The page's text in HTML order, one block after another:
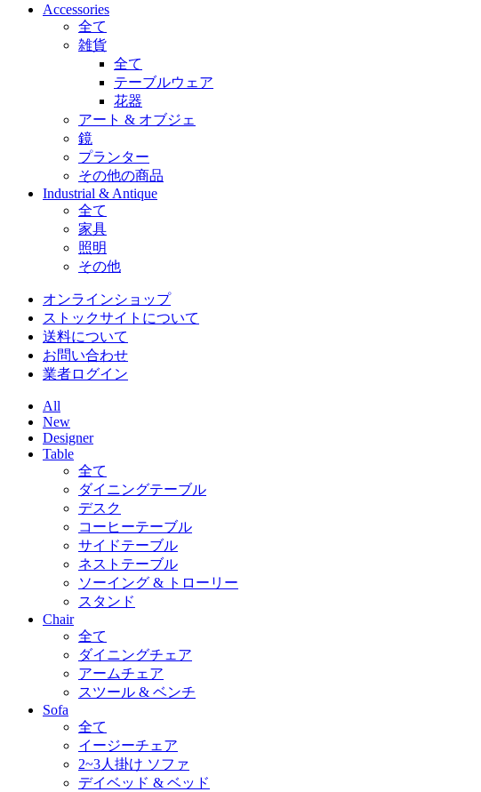
Accessories
全て
雑貨
全て
テーブルウェア
花器
アート & オブジェ
鏡
プランター
その他の商品
Industrial & Antique
全て
家具
照明
その他
オンラインショップ
ストックサイトについて
送料について
お問い合わせ
業者ログイン
All
New
Designer
Table
全て
ダイニングテーブル
デスク
コーヒーテーブル
サイドテーブル
ネストテーブル
ソーイング & トローリー
スタンド
Chair
全て
ダイニングチェア
アームチェア
スツール & ベンチ
Sofa
全て
イージーチェア
2~3人掛け ソファ
デイベッド & ベッド